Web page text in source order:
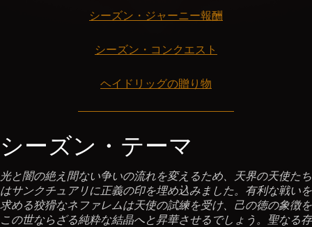
シーズン・ジャーニー報酬
シーズン・コンクエスト
ヘイドリッグの贈り物
シーズン・テーマ
光と闇の絶え間ない争いの流れを変えるため、天界の天使たち
はサンクチュアリに正義の印を埋め込みました。有利な戦いを
求める狡猾なネファレムは天使の試練を受け、己の徳の象徴を
この世ならざる純粋な結晶へと昇華させるでしょう。聖なる存